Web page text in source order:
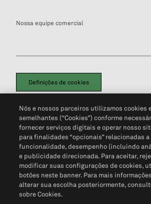
Nossa equipe comercial
Definições de cookies
Política de PrivacidadePortal de privacidade do
Não Venda Minhas Informações Pessoais© 2026
Nós e nossos parceiros utilizamos cookies
semelhantes (“Cookies”) conforme
fornecer serviços digitais e operar nosso
para finalidades “opcionais” relacionadas a
funcionalidade, desempenho (incluindo
e publicidade direcionada. Para aceitar,
modificar suas configurações de cookies,
botões neste banner. Para mais
alterar sua escolha posteriormente,
sobre Cookies.